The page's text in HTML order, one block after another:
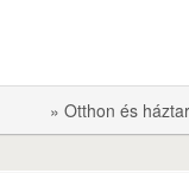
» Otthon és